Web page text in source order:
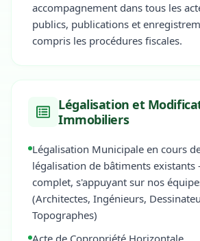
accompagnement dans tous les
publics, publications et
compris les procédures fiscales.
Légalisation et
Immobiliers
Légalisation Municipale en cours
légalisation de bâtiments existants
complet, s'appuyant sur nos
(Architectes, Ingénieurs,
Topographes)
Acte de Copropriété Horizontale